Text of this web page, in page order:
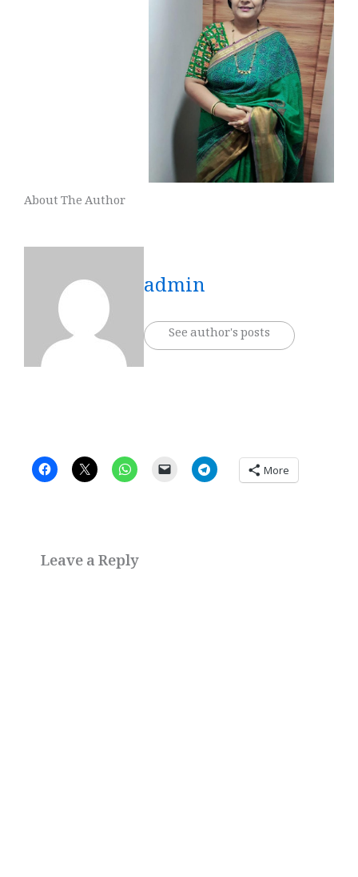
About The Author
admin
See author's posts
More
Leave a Reply